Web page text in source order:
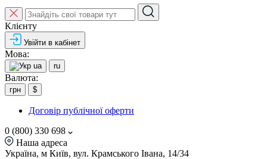
Клієнту
Увійти в кабінет
Мова:
ua ru
Валюта:
грн $
Договір публічної оферти
0 (800) 330 698
Наша адреса
Україна, м Київ, вул. Крамського Івана, 14/34